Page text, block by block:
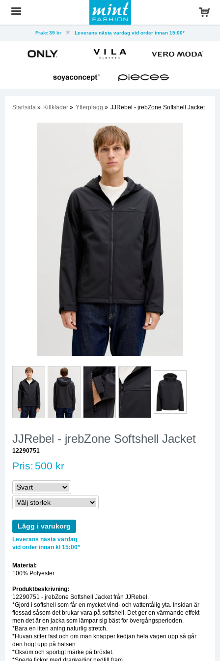
Frakt 39 kr Leverans nästa vardag vid order innan 15:00*
Startsida » Killkläder » Ytterplagg » JJRebel - jrebZone Softshell Jacket
JJRebel - jrebZone Softshell Jacket
12290751
Pris: 500 kr
Lägg i varukorg
Leverans nästa vardag
vid order innan kl 15:00*
Material:
100% Polyester
Produktbeskrivning:
12290751 - jrebZone Softshell Jacket från JJRebel.
*Gjord i softshell som får en mycket vind- och vattentålig yta. Insidan är
flossad såsom det brukar vara på softshell. Det ger en värmande effekt
men det är en jacka som lämpar sig bäst för övergångsperioden.
*Bara en liten aning naturlig stretch.
*Huvan sitter fast och om man knäpper kedjan hela vägen upp så går
den högt upp på halsen.
*Oksöm och sportigt märke på bröstet.